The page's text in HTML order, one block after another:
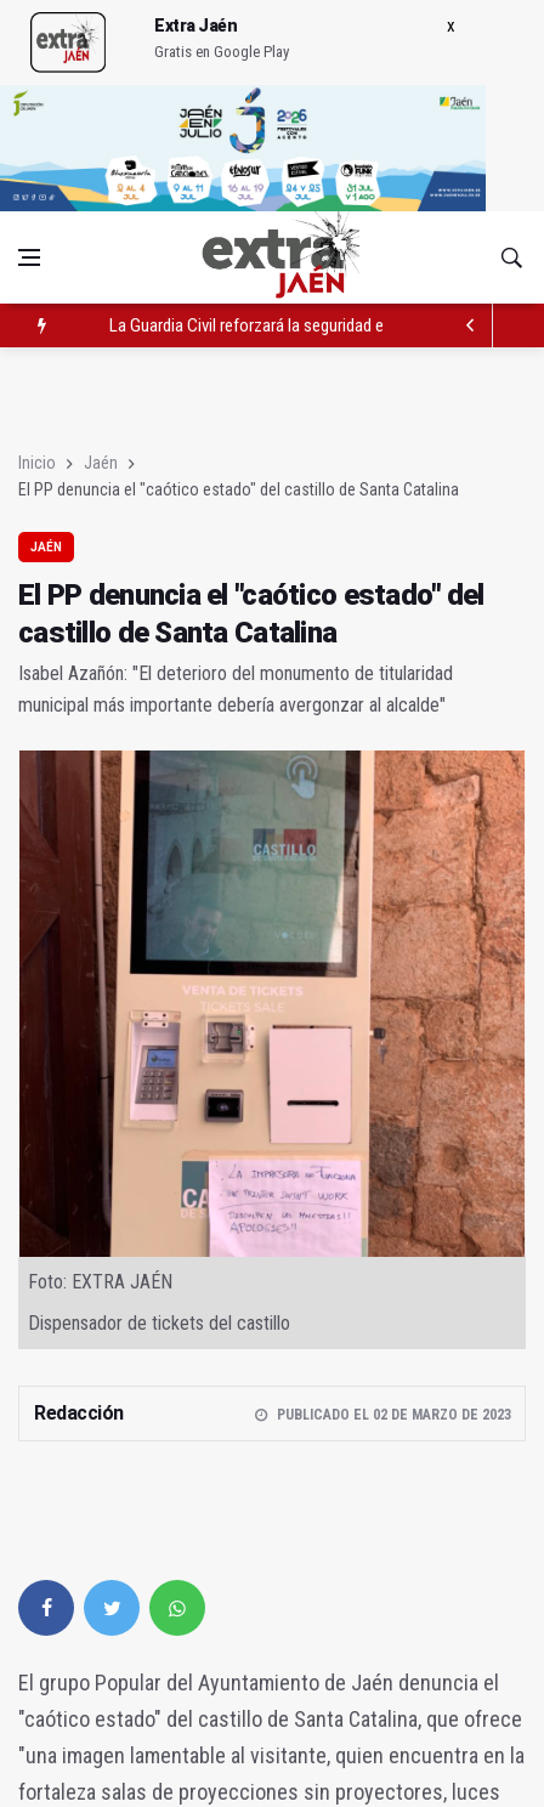
Extra Jaén
Gratis en Google Play
La Guardia Civil reforzará la seguridad el 12 de agosto por el
Inicio
Jaén
El PP denuncia el "caótico estado" del castillo de Santa Catalina
JAÉN
El PP denuncia el "caótico estado" del
castillo de Santa Catalina
Isabel Azañón: "El deterioro del monumento de titularidad
municipal más importante debería avergonzar al alcalde"
Foto: EXTRA JAÉN
Dispensador de tickets del castillo
Redacción PUBLICADO EL 02 DE MARZO DE 2023
El grupo Popular del Ayuntamiento de Jaén denuncia el
"caótico estado" del castillo de Santa Catalina, que ofrece
"una imagen lamentable al visitante, quien encuentra en la
fortaleza salas de proyecciones sin proyectores, luces